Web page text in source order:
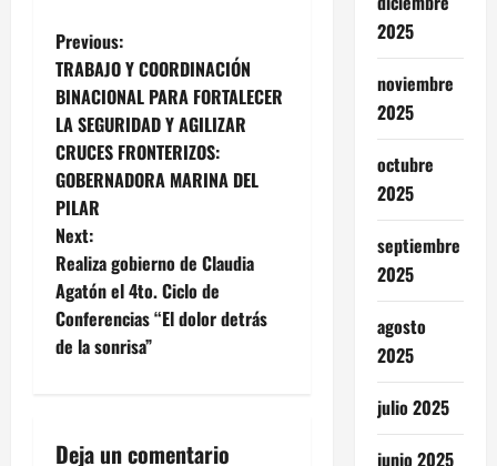
P
o
s
t
n
a
v
Previous:
TRABAJO Y COORDINACIÓN
BINACIONAL PARA FORTALECER
LA SEGURIDAD Y AGILIZAR
CRUCES FRONTERIZOS:
GOBERNADORA MARINA DEL
PILAR
Next:
Realiza gobierno de Claudia
Agatón el 4to. Ciclo de
Conferencias “El dolor detrás
de la sonrisa”
Deja un comentario
2025
noviembre
2025
octubre
2025
septiembre
2025
agosto
2025
julio 2025
junio 2025